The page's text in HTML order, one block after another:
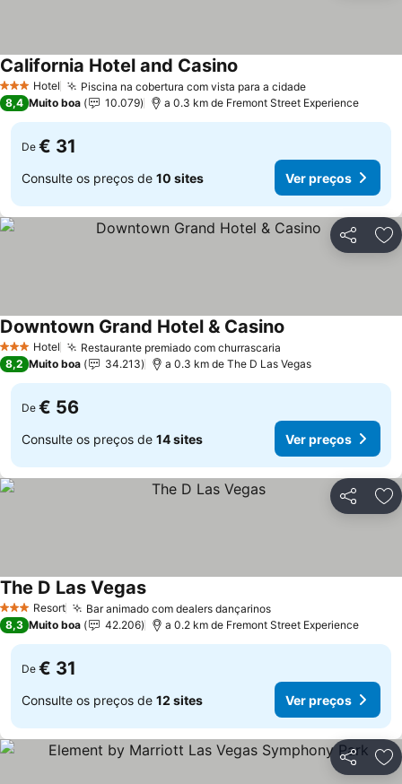
3 EstrelasHotel Piscina na cobertura com vista para a cidade
California Hotel and Casino
8,4 Muito boa 10.079 a 0.3 km de Fremont Street Experience
De € 31
Consulte os preços de 10 sites Ver preços
Partilhar
3 EstrelasHotel Restaurante premiado com churrascaria
Downtown Grand Hotel & Casino
8,2 Muito boa 34.213 a 0.3 km de The D Las Vegas
De € 56
Consulte os preços de 14 sites Ver preços
Partilhar
3 EstrelasResort Bar animado com dealers dançarinos
The D Las Vegas
8,3 Muito boa 42.206 a 0.2 km de Fremont Street Experience
De € 31
Consulte os preços de 12 sites Ver preços
Partilhar